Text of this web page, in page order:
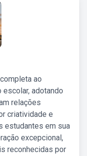
ao
adotando
relações
criatividade e
estudantes em sua
excepcional,
reconhecidas por